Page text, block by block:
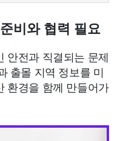
비와 협력 필요
안전과 직결되는 문제
출몰 지역 정보를 미
환경을 함께 만들어가